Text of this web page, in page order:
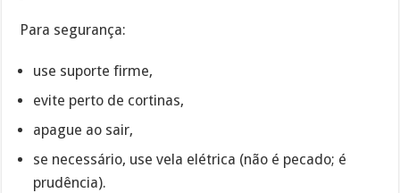
Para segurança:
use suporte firme,
evite perto de cortinas,
apague ao sair,
se necessário, use vela elétrica (não é pecado; é
prudência).